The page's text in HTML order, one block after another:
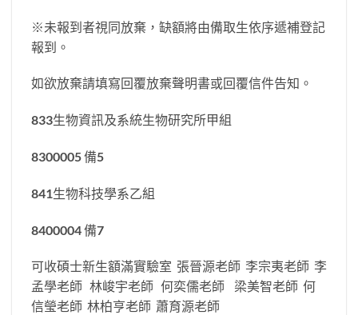
※未報到者視同放棄，缺額將由備取生依序遞補登記
報到。
如欲放棄請填寫回覆放棄聲明書或回覆信件告知。
833生物資訊及系統生物研究所甲組
8300005 備5
841生物科技學系乙組
8400004 備7
可收碩士新生額滿實驗室 張晉源老師 李宗夷老師 李
孟學老師 林峻宇老師 何奕儒老師 梁美智老師 何
信瑩老師 林柏亨老師 蕭育源老師